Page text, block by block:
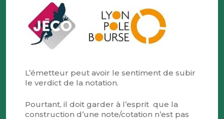
L’émetteur peut avoir le sentiment de subir
le verdict de la notation.
Pourtant, il doit garder à l’esprit que la
construction d’une note/cotation n’est pas